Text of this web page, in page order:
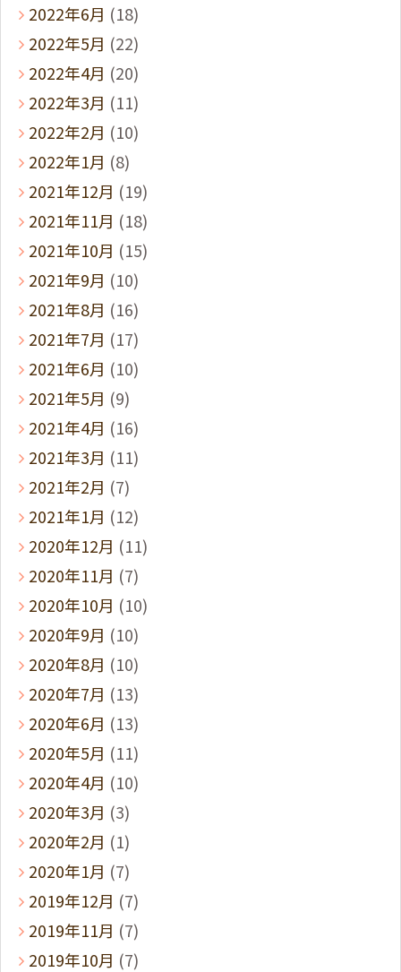
2022年6月 (18)
2022年5月 (22)
2022年4月 (20)
2022年3月 (11)
2022年2月 (10)
2022年1月 (8)
2021年12月 (19)
2021年11月 (18)
2021年10月 (15)
2021年9月 (10)
2021年8月 (16)
2021年7月 (17)
2021年6月 (10)
2021年5月 (9)
2021年4月 (16)
2021年3月 (11)
2021年2月 (7)
2021年1月 (12)
2020年12月 (11)
2020年11月 (7)
2020年10月 (10)
2020年9月 (10)
2020年8月 (10)
2020年7月 (13)
2020年6月 (13)
2020年5月 (11)
2020年4月 (10)
2020年3月 (3)
2020年2月 (1)
2020年1月 (7)
2019年12月 (7)
2019年11月 (7)
2019年10月 (7)